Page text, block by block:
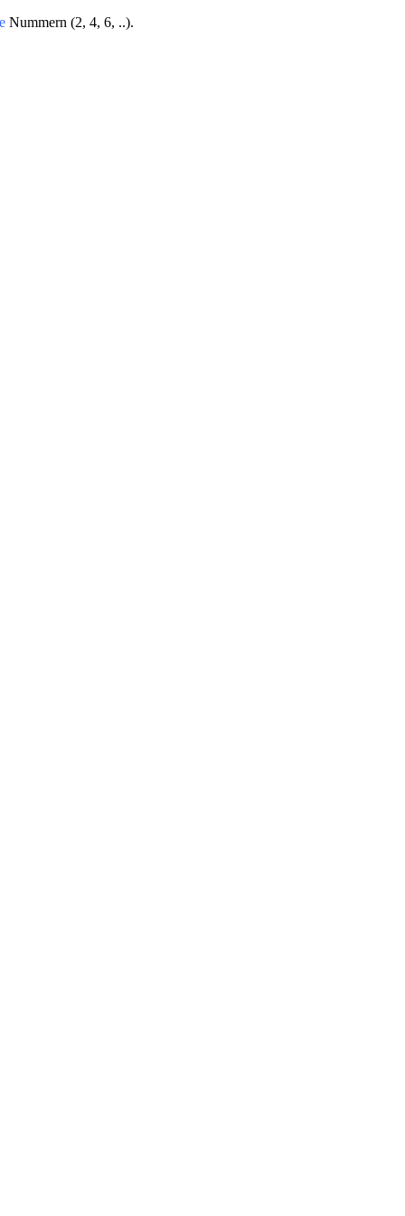
Nummern (2, 4, 6, ..).